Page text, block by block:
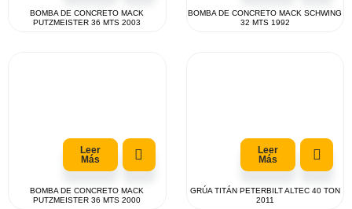
BOMBA DE CONCRETO MACK
PUTZMEISTER 36 MTS 2003
BOMBA DE CONCRETO MACK SCHWING
32 MTS 1992
Leer
Más
BOMBA DE CONCRETO MACK
PUTZMEISTER 36 MTS 2000
Leer
Más
GRÚA TITÁN PETERBILT ALTEC 40 TON
2011